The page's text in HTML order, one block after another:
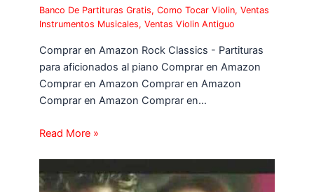
Banco De Partituras Gratis,Como Tocar Violin,Ventas
Instrumentos Musicales,Ventas Violin Antiguo
Comprar en Amazon Rock Classics - Partituras
para aficionados al piano Comprar en Amazon
Comprar en Amazon Comprar en Amazon
Comprar en Amazon Comprar en…
Read More »